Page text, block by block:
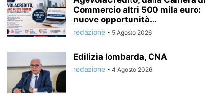
Commercio altri 500 mila euro:
nuove opportunità...
redazione - 5 Agosto 2026
Edilizia lombarda, CNA
redazione - 4 Agosto 2026